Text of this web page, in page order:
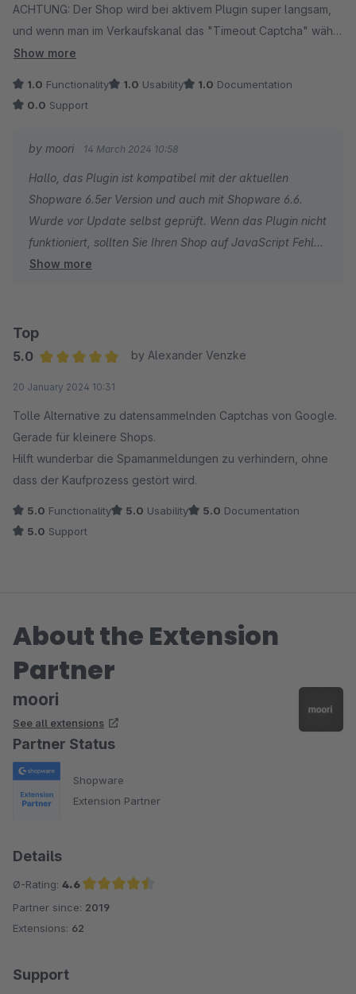
ACHTUNG: Der Shop wird bei aktivem Plugin super langsam,
und wenn man im Verkaufskanal das "Timeout Captcha" wählt
kann sich kein Kunde mehr registrieren. Nach Ausfüllen des
Registrierungsformular, es wird kein Account angelegt.
Show more
1.0 Functionality 1.0 Usability 1.0 Documentation
0.0 Support
by moori 14 March 2024 10:58
Hallo, das Plugin ist kompatibel mit der aktuellen
Shopware 6.5er Version und auch mit Shopware 6.6.
Wurde vor Update selbst geprüft. Wenn das Plugin nicht
funktioniert, sollten Sie Ihren Shop auf JavaScript Fehler
prüfen. Ohne JavaScript kann das "Timeout Captcha"
der im Hintergrund ausgeführt wird.
werden, weil das Script nur ausgeführt wird, wenn ein
Post-Request bei einem Formular stattfindet. VG
Show more
Top
5.0
by Alexander Venzke
20 January 2024 10:31
Tolle Alternative zu datensammelnden Captchas von Google.
Gerade für kleinere Shops.
Hilft wunderbar die Spamanmeldungen zu verhindern, ohne
dass der Kaufprozess gestört wird.
5.0 Functionality 5.0 Usability 5.0 Documentation
5.0 Support
About the Extension
Partner
moori
See all extensions
Partner Status
Shopware
Extension Partner
Details
Ø-Rating: 4.6
Average rating of 4.6 out of 5 stars
Partner since: 2019
Extensions: 62
Support